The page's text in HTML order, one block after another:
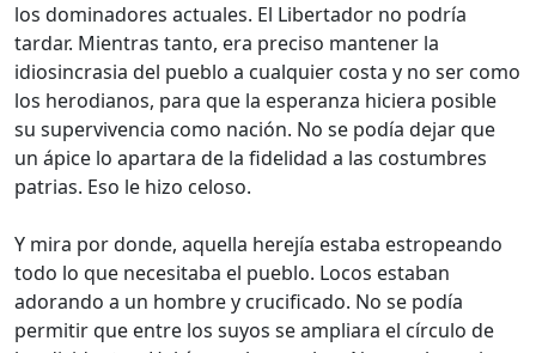
los dominadores actuales. El Libertador no podría
tardar. Mientras tanto, era preciso mantener la
idiosincrasia del pueblo a cualquier costa y no ser como
los herodianos, para que la esperanza hiciera posible
su supervivencia como nación. No se podía dejar que
un ápice lo apartara de la fidelidad a las costumbres
patrias. Eso le hizo celoso.
Y mira por donde, aquella herejía estaba estropeando
todo lo que necesitaba el pueblo. Locos estaban
adorando a un hombre y crucificado. No se podía
permitir que entre los suyos se ampliara el círculo de